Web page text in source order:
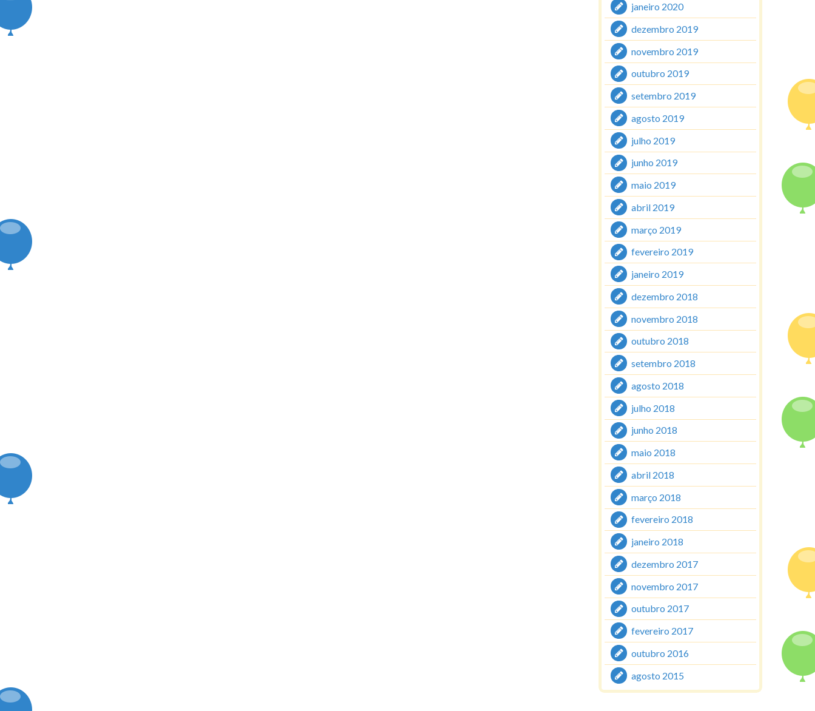
janeiro 2020
dezembro 2019
novembro 2019
outubro 2019
setembro 2019
agosto 2019
julho 2019
junho 2019
maio 2019
abril 2019
março 2019
fevereiro 2019
janeiro 2019
dezembro 2018
novembro 2018
outubro 2018
setembro 2018
agosto 2018
julho 2018
junho 2018
maio 2018
abril 2018
março 2018
fevereiro 2018
janeiro 2018
dezembro 2017
novembro 2017
outubro 2017
fevereiro 2017
outubro 2016
agosto 2015